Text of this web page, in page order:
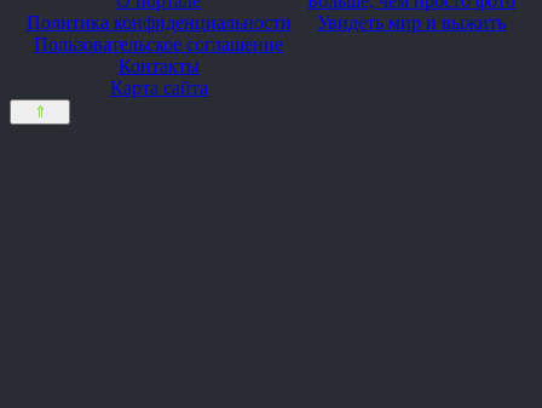
Политика конфиденциальности
Пользовательское соглашение
Контакты
Карта сайта
Увидеть мир и выжить